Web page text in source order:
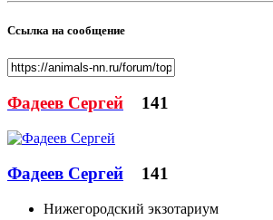
Ссылка на сообщение
Фадеев Сергей 141
Фадеев Сергей 141
Нижегородский экзотариум